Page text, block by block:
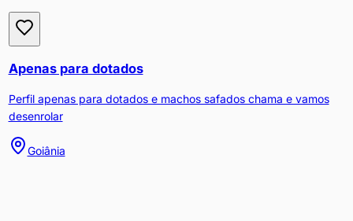
Apenas para dotados
Perfil apenas para dotados e machos safados chama e vamos
desenrolar
Goiânia